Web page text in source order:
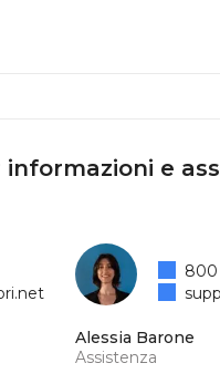
e
Alessia Barone
Assistenza
800